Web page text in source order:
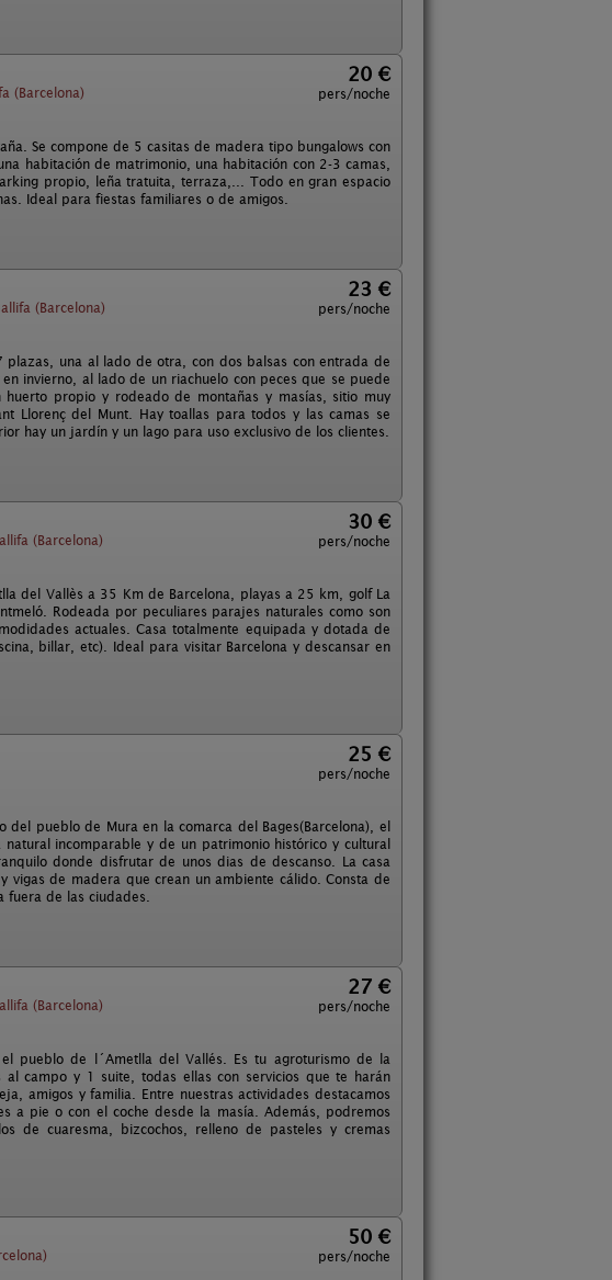
(Barcelona)
20 €
pers/noche
Se compone de 5 casitas de madera tipo bungalows con
habitación de matrimonio, una habitación con 2-3 camas,
propio, leña tratuita, terraza,... Todo en gran espacio
Ideal para fiestas familiares o de amigos.
(Barcelona)
23 €
pers/noche
una al lado de otra, con dos balsas con entrada de
invierno, al lado de un riachuelo con peces que se puede
propio y rodeado de montañas y masías, sitio muy
del Munt. Hay toallas para todos y las camas se
hay un jardín y un lago para uso exclusivo de los clientes.
(Barcelona)
30 €
pers/noche
del Vallès a 35 Km de Barcelona, playas a 25 km, golf La
Rodeada por peculiares parajes naturales como son
actuales. Casa totalmente equipada y dotada de
billar, etc). Ideal para visitar Barcelona y descansar en
25 €
pers/noche
del pueblo de Mura en la comarca del Bages(Barcelona), el
incomparable y de un patrimonio histórico y cultural
donde disfrutar de unos dias de descanso. La casa
de madera que crean un ambiente cálido. Consta de
de las ciudades.
(Barcelona)
27 €
pers/noche
pueblo de l´Ametlla del Vallés. Es tu agroturismo de la
al campo y 1 suite, todas ellas con servicios que te harán
amigos y familia. Entre nuestras actividades destacamos
a pie o con el coche desde la masía. Además, podremos
de cuaresma, bizcochos, relleno de pasteles y cremas
50 €
pers/noche